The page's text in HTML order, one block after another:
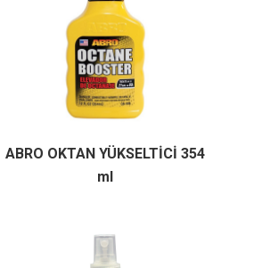
ABRO OKTAN YÜKSELTİCİ 354
ml